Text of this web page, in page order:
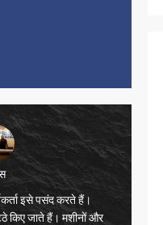
हैं। मशीनों और